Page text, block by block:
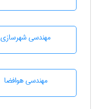
مهندسی شهرسازی
مهندسی هوافضا